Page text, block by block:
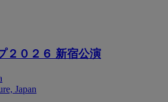
２０２６ 新宿公演
Japan